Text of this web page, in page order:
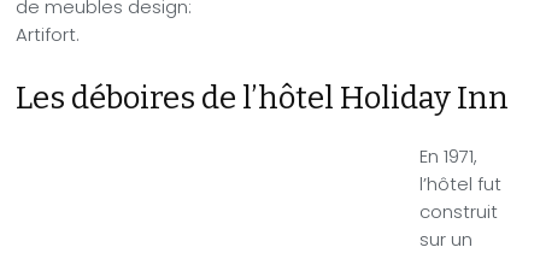
de meubles design:
Artifort.
Les déboires de l’hôtel Holiday Inn
En 1971,
l’hôtel fut
construit
sur un